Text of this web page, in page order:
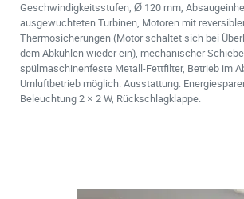
Geschwindigkeitsstufen, Ø 120 mm,
ausgewuchteten Turbinen, Motoren mit
Thermosicherungen (Motor schaltet sich bei
dem Abkühlen wieder ein), mechanischer
spülmaschinenfeste Metall-Fettfilter, Betrieb im
Umluftbetrieb möglich. Ausstattung:
Beleuchtung 2 × 2 W, Rückschlagklappe.